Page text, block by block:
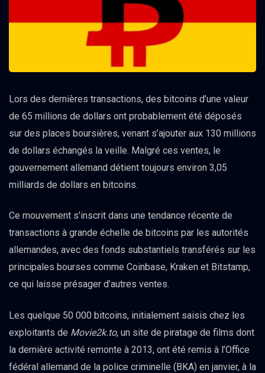
Lors des dernières transactions, des bitcoins d’une valeur
de 65 millions de dollars ont probablement été déposés
sur des places boursières, venant s’ajouter aux 130 millions
de dollars échangés la veille. Malgré ces ventes, le
gouvernement allemand détient toujours environ 3,05
milliards de dollars en bitcoins.
Ce mouvement s’inscrit dans une tendance récente de
transactions à grande échelle de bitcoins par les autorités
allemandes, avec des fonds substantiels transférés sur les
principales bourses comme Coinbase, Kraken et Bitstamp,
ce qui laisse présager d’autres ventes.
Les quelque 50 000 bitcoins, initialement saisis chez les
exploitants de Movie2k.to, un site de piratage de films dont
la dernière activité remonte à 2013, ont été remis à l’Office
fédéral allemand de la police criminelle (BKA) en janvier, à la